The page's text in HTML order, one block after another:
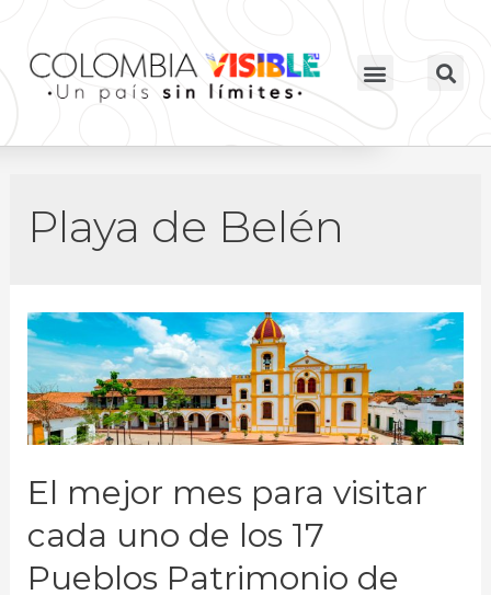
Playa de Belén
El mejor mes para visitar
cada uno de los 17
Pueblos Patrimonio de